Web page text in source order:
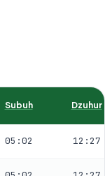
Subuh Dzuhur
05:02 12:27